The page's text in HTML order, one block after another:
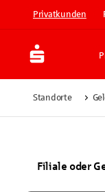
Privatkunden
Standorte
Filiale oder